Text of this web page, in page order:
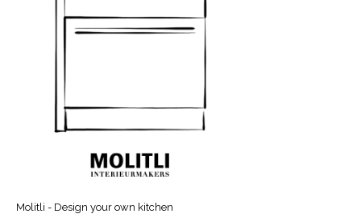
Molitli - Design your own kitchen